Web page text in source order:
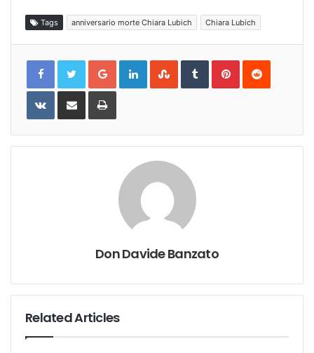
Tags anniversario morte Chiara Lubich Chiara Lubich
Google+LinkedInStumbleUpon
TumblrPinterestReddit
VKontakteShare
Email
Print
Don Davide Banzato
Related Articles